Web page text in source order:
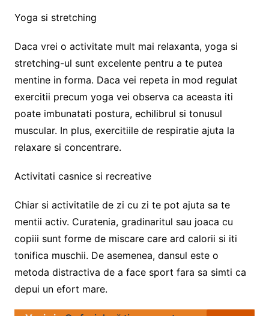
Yoga si stretching
Daca vrei o activitate mult mai relaxanta, yoga si
stretching-ul sunt excelente pentru a te putea
mentine in forma. Daca vei repeta in mod regulat
exercitii precum yoga vei observa ca aceasta iti
poate imbunatati postura, echilibrul si tonusul
muscular. In plus, exercitiile de respiratie ajuta la
relaxare si concentrare.
Activitati casnice si recreative
Chiar si activitatile de zi cu zi te pot ajuta sa te
mentii activ. Curatenia, gradinaritul sau joaca cu
copiii sunt forme de miscare care ard calorii si iti
tonifica muschii. De asemenea, dansul este o
metoda distractiva de a face sport fara sa simti ca
depui un efort mare.